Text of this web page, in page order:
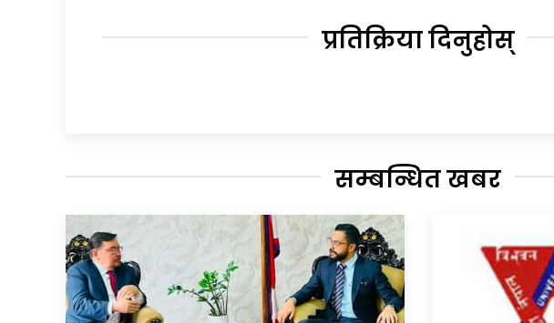
प्रतिक्रिया दिनुहोस्
सम्बन्धित खबर